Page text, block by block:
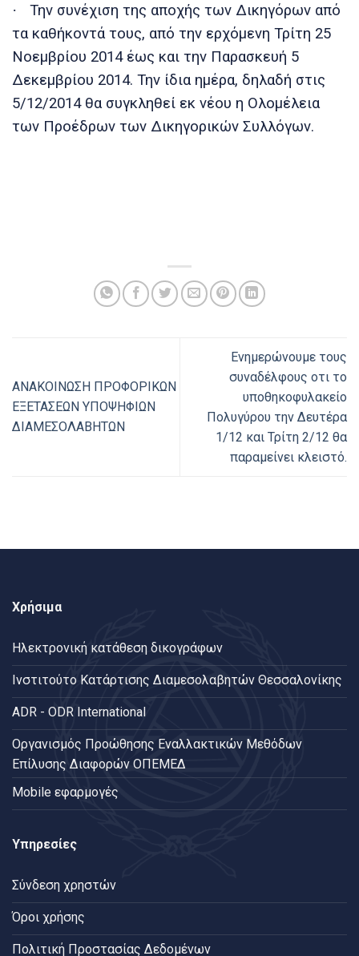
·
Την συνέχιση της αποχής των Δικηγόρων από
τα καθήκοντά τους, από την ερχόμενη Τρίτη 25
Νοεμβρίου 2014 έως και την Παρασκευή 5
Δεκεμβρίου 2014. Την ίδια ημέρα, δηλαδή στις
5/12/2014 θα συγκληθεί εκ νέου η Ολομέλεια
των Προέδρων των Δικηγορικών Συλλόγων.
ΑΝΑΚΟΙΝΩΣΗ ΠΡΟΦΟΡΙΚΩΝ
ΕΞΕΤΑΣΕΩΝ ΥΠΟΨΗΦΙΩΝ
ΔΙΑΜΕΣΟΛΑΒΗΤΩΝ
Ενημερώνουμε τους
συναδέλφους οτι το
υποθηκοφυλακείο
Πολυγύρου την Δευτέρα
1/12 και Τρίτη 2/12 θα
παραμείνει κλειστό.
Χρήσιμα
Ηλεκτρονική κατάθεση δικογράφων
Ινστιτούτο Κατάρτισης Διαμεσολαβητών Θεσσαλονίκης
ADR - ODR International
Oργανισμός Προώθησης Εναλλακτικών Μεθόδων
Επίλυσης Διαφορών ΟΠΕΜΕΔ
Mobile εφαρμογές
Υπηρεσίες
Σύνδεση χρηστών
Όροι χρήσης
Πολιτική Προστασίας Δεδομένων